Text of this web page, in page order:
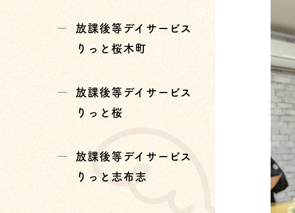
放課後等デイサービス
りっと桜木町
放課後等デイサービス
りっと桜
放課後等デイサービス
りっと志布志